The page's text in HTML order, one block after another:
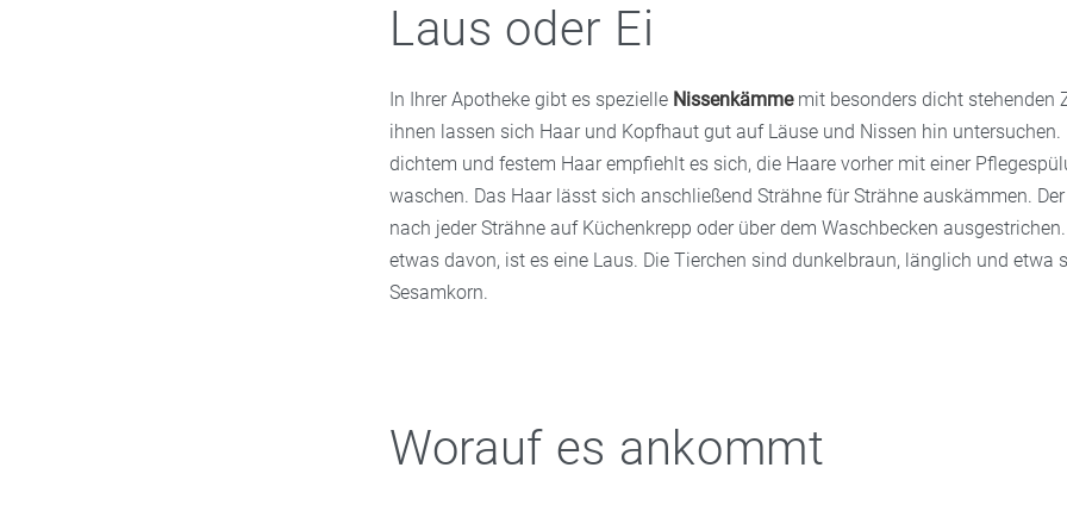
Laus oder Ei
In Ihrer Apotheke gibt es spezielle Nissenkämmemit besonders dicht stehenden
ihnen lassen sich Haar und Kopfhaut gut auf Läuse und Nissen hin untersuchen.
dichtem und festem Haar empfiehlt es sich, die Haare vorher mit einer
waschen. Das Haar lässt sich anschließend Strähne für Strähne auskämmen.
nach jeder Strähne auf Küchenkrepp oder über dem Waschbecken
etwas davon, ist es eine Laus. Die Tierchen sind dunkelbraun, länglich und etwa
Sesamkorn.
Worauf es ankommt